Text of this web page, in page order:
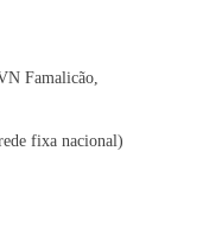
Famalicão,
fixa nacional)